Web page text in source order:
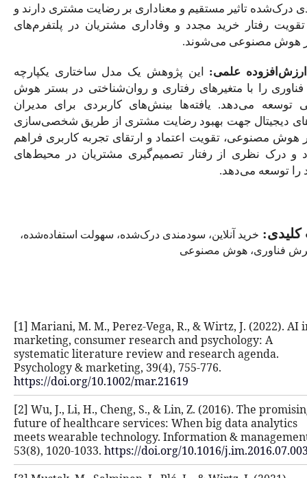
و معناداری بر رضایت مشتری دارند و
و وفاداری مشتریان در پلتفرم‌های
پژوهش یک مدل ساختاری یکپارچه
رفتاری و روان‌شناختی در بستر هوش
بینش‌های کاربردی برای مدیران
رضایت مشتری از طریق شخصی‌سازی
و ارتقای تجربه کاربری فراهم
تصمیم‌گیری مشتریان در محیط‌های
سودمندی درک‌شده، سهولت استفاده‌شده،
[1] Mariani, M. M., Perez-Vega, R.,
marketing, consumer research and
systematic literature review and
Psychology & marketing, 39(4), 755-
https://doi.org/10.1002/mar.21619
[2] Wu, J., Li, H., Cheng, S., & Lin,
future of healthcare services:
meets wearable technology.
53(8), 1020-1033.https://doi.org/